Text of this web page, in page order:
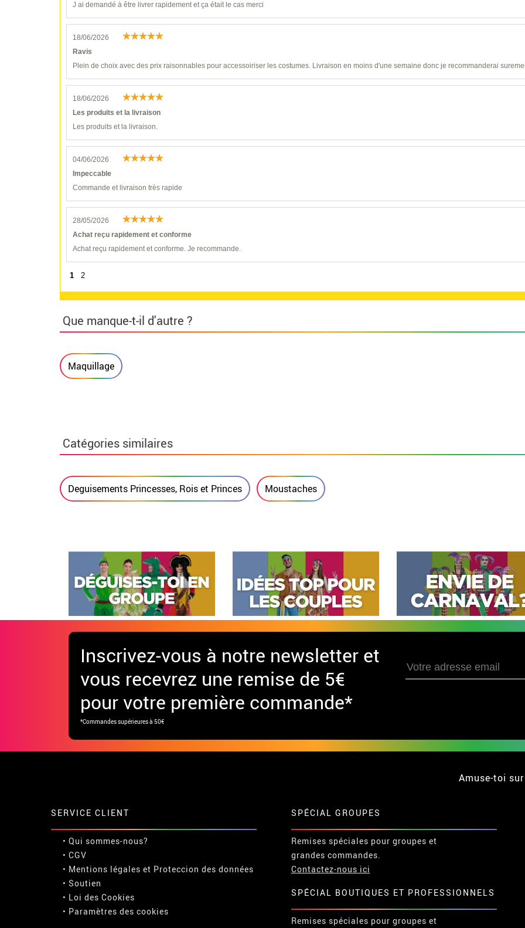
J ai demandé à être livrer rapidement et ça était le cas merci
18/06/2026
Ravis
Plein de choix avec des prix raisonnables pour accessoiriser les costumes. Livraison en moins d'une semaine donc je recommanderai
18/06/2026
Les produits et la livraison
Les produits et la livraison.
04/06/2026
Impeccable
Commande et livraison très rapide
28/05/2026
Achat reçu rapidement et conforme
Achat reçu rapidement et conforme. Je recommande.
1 2
Que manque-t-il d'autre ?
Maquillage
Catégories similaires
Deguisements Princesses, Rois et Princes Moustaches
Inscrivez-vous à notre newsletter et
vous recevrez une remise de 5€
pour votre première commande*
*Commandes supérieures à 50€
Amuse-toi
SERVICE CLIENT
• Qui sommes-nous?
• CGV
• Mentions légales et Proteccion des données
• Soutien
• Loi des Cookies
• Paramètres des cookies
SPÉCIAL GROUPES
Remises spéciales pour groupes et
grandes commandes.
Contactez-nous ici
SPÉCIAL BOUTIQUES ET PROFESSIONNELS
Remises spéciales pour groupes et